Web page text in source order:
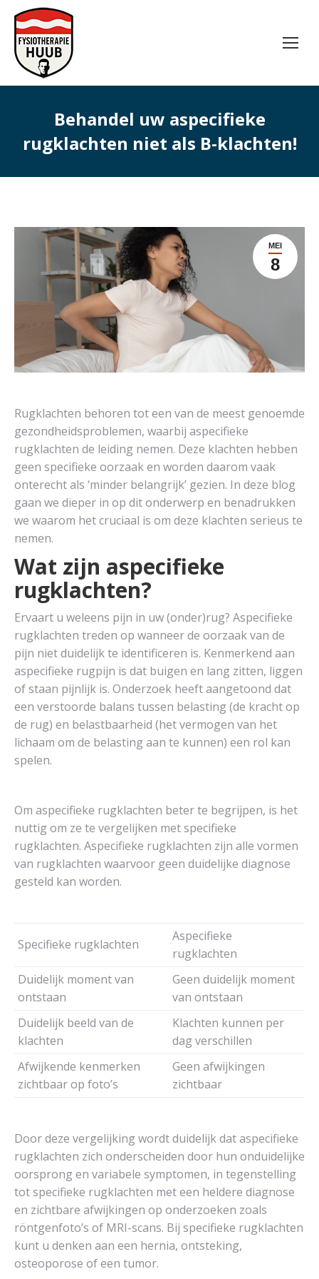
Behandel uw aspecifieke
rugklachten niet als B-klachten!
MEI
8
Rugklachten behoren tot een van de meest genoemde
gezondheidsproblemen, waarbij aspecifieke
rugklachten de leiding nemen. Deze klachten hebben
geen specifieke oorzaak en worden daarom vaak
onterecht als ‘minder belangrijk’ gezien. In deze blog
gaan we dieper in op dit onderwerp en benadrukken
we waarom het cruciaal is om deze klachten serieus te
nemen.
Wat zijn aspecifieke
rugklachten?
Ervaart u weleens pijn in uw (onder)rug? Aspecifieke
rugklachten treden op wanneer de oorzaak van de
pijn niet duidelijk te identificeren is. Kenmerkend aan
aspecifieke rugpijn is dat buigen en lang zitten, liggen
of staan pijnlijk is. Onderzoek heeft aangetoond dat
een verstoorde balans tussen belasting (de kracht op
de rug) en belastbaarheid (het vermogen van het
lichaam om de belasting aan te kunnen) een rol kan
spelen.
Om aspecifieke rugklachten beter te begrijpen, is het
nuttig om ze te vergelijken met specifieke
rugklachten. Aspecifieke rugklachten zijn alle vormen
van rugklachten waarvoor geen duidelijke diagnose
gesteld kan worden.
Specifieke rugklachten
Aspecifieke
rugklachten
Duidelijk moment van
ontstaan
Geen duidelijk moment
van ontstaan
Duidelijk beeld van de
klachten
Klachten kunnen per
dag verschillen
Afwijkende kenmerken
zichtbaar op foto’s
Geen afwijkingen
zichtbaar
Door deze vergelijking wordt duidelijk dat aspecifieke
rugklachten zich onderscheiden door hun onduidelijke
oorsprong en variabele symptomen, in tegenstelling
tot specifieke rugklachten met een heldere diagnose
en zichtbare afwijkingen op onderzoeken zoals
röntgenfoto’s of MRI-scans. Bij specifieke rugklachten
kunt u denken aan een hernia, ontsteking,
osteoporose of een tumor.